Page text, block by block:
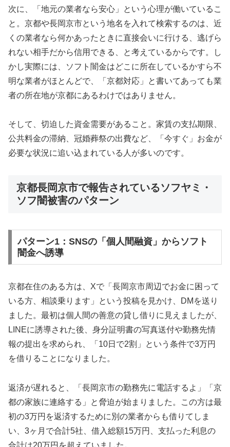
次に、「地元の業者なら安心」という心理が働いているこ
と。京都や長岡京市という地名を入れて検索するのは、近
くの業者なら何かあったときに直接会いに行ける、逃げら
れない相手だから信用できる、と考えているからです。し
かし実際には、ソフト闇金はどこに所在しているかすら不
明な業者がほとんどで、「京都対応」と書いてあっても業
者の所在地が京都にあるわけではありません。
そして、切迫した資金需要があること。家賃の支払期限、
公共料金の滞納、冠婚葬祭の出費など、「今すぐ」お金が
必要な状況に追い込まれている人が多いのです。
京都長岡京市で報告されているソフヤミ・
ソフ闇被害のパターン
パターン1：SNSの「個人間融資」からソフト
闇金へ誘導
京都在住のある方は、Xで「長岡京市周辺でお金に困って
いる方、相談乗ります」という投稿を見かけ、DMを送り
ました。最初は個人間の善意の貸し借りに見えましたが、
LINEに誘導された後、身分証明書の写真送付や勤務先情
報の提出を求められ、「10日で2割」という条件で3万円
を借りることになりました。
返済が遅れると、「長岡京市の勤務先に電話するよ」「京
都の家族に連絡する」と脅迫が始まりました。この方は最
初の3万円を返済するために別の業者からも借りてしま
い、3ヶ月で合計5社、借入総額15万円、支払った利息の
合計は20万円を超えていました。